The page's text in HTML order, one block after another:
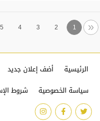
«
Previous
1
2
3
4
5
الرئيسية أضف إعلان جديد
سياسة الخصوصية
شروط